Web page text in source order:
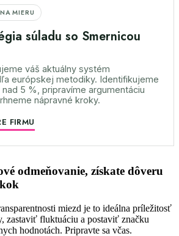
MIERU
súladu so Smernicou
váš aktuálny systém
európskej metodiky. Identifikujeme
5 %, pripravíme argumentáciu
nápravné kroky.
FIRMU
odmeňovanie, získate dôveru
miezd je to ideálna príležitosť
zastaviť fluktuáciu a postaviť značku
hodnotách. Pripravte sa včas.